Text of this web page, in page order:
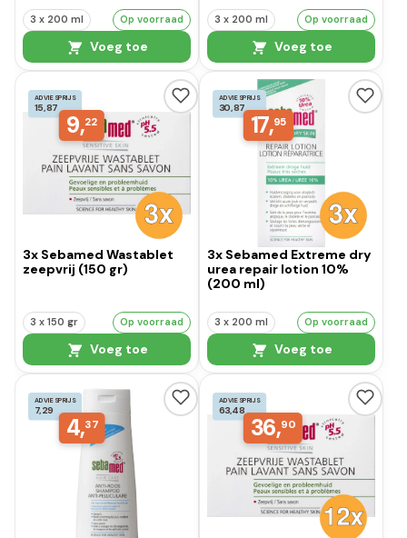
3 x 200 ml Op voorraad
Voeg toe
3 x 200 ml Op voorraad
Voeg toe
ADVIESPRIJS
15,87
9,22
3x Sebamed Wastablet
zeepvrij (150 gr)
3 x 150 gr Op voorraad
Voeg toe
ADVIESPRIJS
30,87
17,95
3x Sebamed Extreme dry
urea repair lotion 10%
(200 ml)
3 x 200 ml Op voorraad
Voeg toe
ADVIESPRIJS
7,29
4,37
ADVIESPRIJS
63,48
36,90